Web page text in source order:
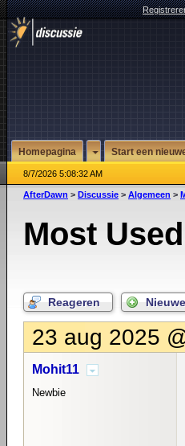
Homepagina Start een
8/7/2026 5:08:32 AM
AfterDawn > Discussie > Algemeen >
Most
Reageren
23 aug 2025
Mohit11
Newbie